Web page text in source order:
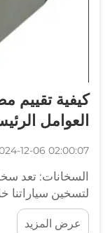
كيفية تقييم
العوامل
12-06 02:00:07
السخانات: تعد
لتسخين سياراتنا
نوصي باستخدام
الطقس البارد.
عرض المزيد